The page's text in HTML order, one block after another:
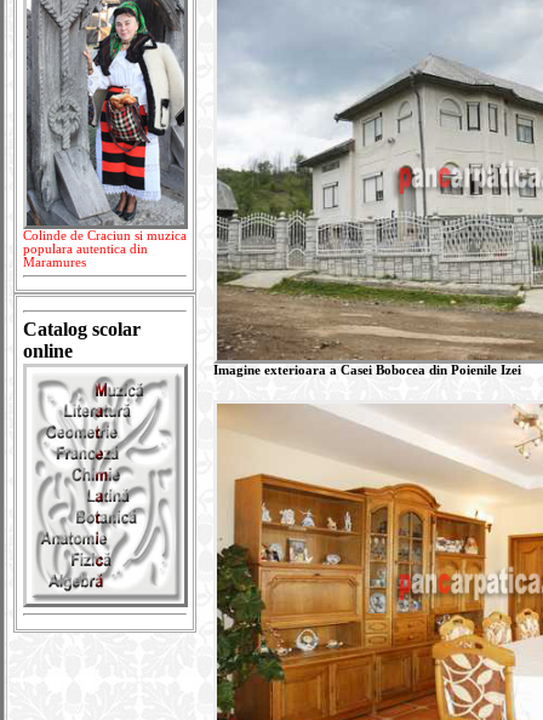
Colinde de Craciun si muzica
populara autentica din
Maramures
Catalog scolar
online
Imagine exterioara a Casei Bobocea din Poienile Izei